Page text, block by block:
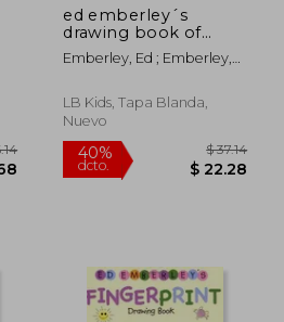
ed emberley´s
drawing book of
faces (en Inglés)
Emberley, Ed ; Emberley,
LB Kids, Tapa Blanda,
Nuevo